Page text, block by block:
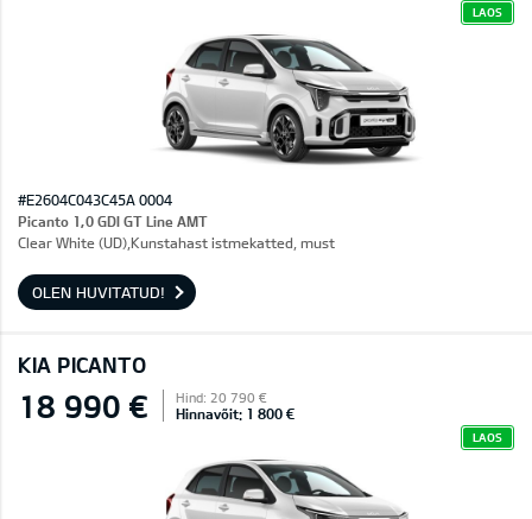
LAOS
#E2604C043C45A 0004
Picanto 1,0 GDI GT Line AMT
Clear White (UD),Kunstahast istmekatted, must
OLEN HUVITATUD!
KIA PICANTO
18 990 € Hind: 20 790 €
Hinnavõit: 1 800 €
LAOS